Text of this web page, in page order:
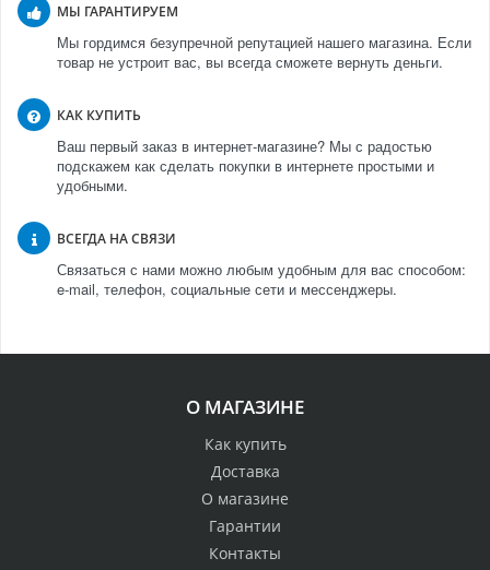
МЫ ГАРАНТИРУЕМ
Мы гордимся безупречной репутацией нашего магазина. Если
товар не устроит вас, вы всегда сможете вернуть деньги.
КАК КУПИТЬ
Ваш первый заказ в интернет-магазине? Мы с радостью
подскажем как сделать покупки в интернете простыми и
удобными.
ВСЕГДА НА СВЯЗИ
Связаться с нами можно любым удобным для вас способом:
e-mail, телефон, социальные сети и мессенджеры.
О МАГАЗИНЕ
Как купить
Доставка
О магазине
Гарантии
Контакты